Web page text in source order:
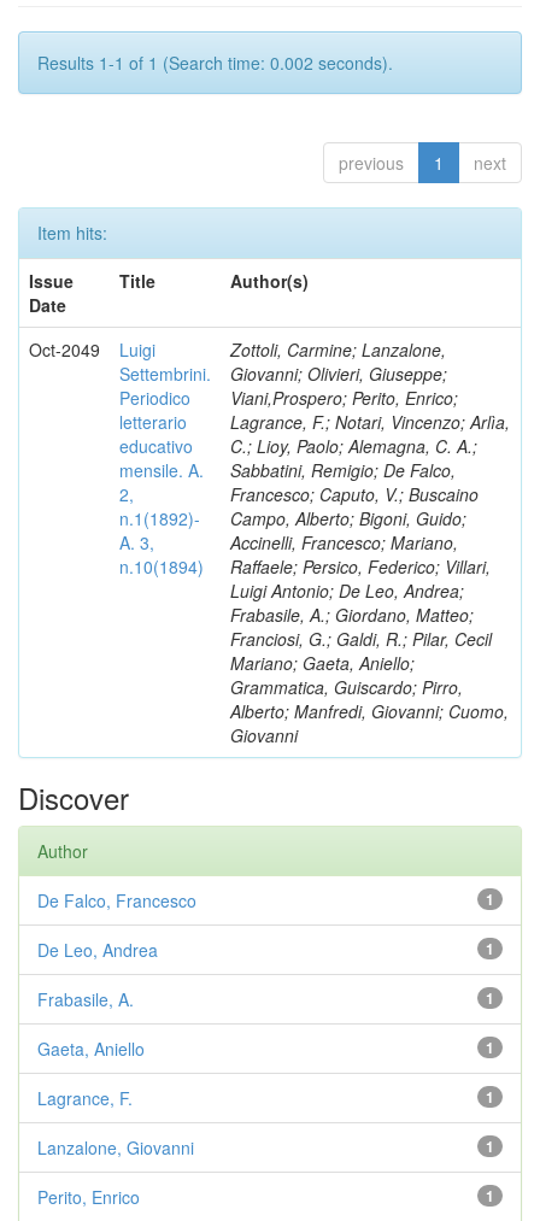
Results 1-1 of 1 (Search time: 0.002 seconds).
previous 1 next
Item hits:
Issue
Date
Title Author(s)
Oct-2049
Luigi
Settembrini.
Periodico
letterario
educativo
mensile. A.
2,
n.1(1892)-
A. 3,
n.10(1894)
Zottoli, Carmine; Lanzalone,
Giovanni; Olivieri, Giuseppe;
Viani,Prospero; Perito, Enrico;
Lagrance, F.; Notari, Vincenzo; Arlìa,
C.; Lioy, Paolo; Alemagna, C. A.;
Sabbatini, Remigio; De Falco,
Francesco; Caputo, V.; Buscaino
Campo, Alberto; Bigoni, Guido;
Accinelli, Francesco; Mariano,
Raffaele; Persico, Federico; Villari,
Luigi Antonio; De Leo, Andrea;
Frabasile, A.; Giordano, Matteo;
Franciosi, G.; Galdi, R.; Pilar, Cecil
Mariano; Gaeta, Aniello;
Grammatica, Guiscardo; Pirro,
Alberto; Manfredi, Giovanni; Cuomo,
Giovanni
Discover
Author
1
De Falco, Francesco
1
De Leo, Andrea
1
Frabasile, A.
1
Gaeta, Aniello
1
Lagrance, F.
1
Lanzalone, Giovanni
1
Perito, Enrico